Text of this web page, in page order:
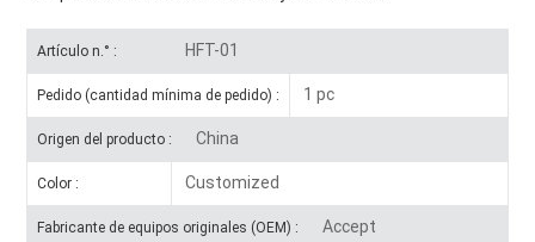
Artículo n.° : HFT-01
Pedido (cantidad mínima de pedido) : 1 pc
Origen del producto : China
Color : Customized
Fabricante de equipos originales (OEM) : Accept